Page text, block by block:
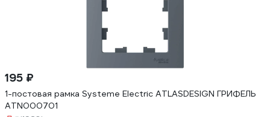
195 ₽
1-постовая рамка Systeme Electric ATLASDESIGN ГРИФЕЛЬ
ATN000701